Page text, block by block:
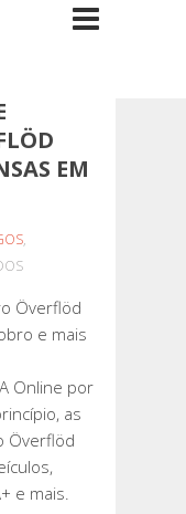
EM
,
EM
ONLINE
RECEBE
ÖVERFLÖD
SUZUME,
RECOMPENSAS
EM
DOBRO
Överflöd
e mais
Online por
as
Överflöd
e mais.